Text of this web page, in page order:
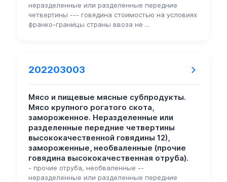
неразделенные или разделенные передние
четвертины --- говядина стоимостью на условиях
франко-границы страны ввоза не ...
202203003
Мясо и пищевые мясные субпродукты.
Мясо крупного рогатого скота,
замороженное. Неразделенные или
разделенные передние четвертины
высококачественной говядины 12),
замороженные, необваленные (прочие
говядина высококачественная отруба).
- прочие отруба, необваленные --
неразделенные или разделенные передние